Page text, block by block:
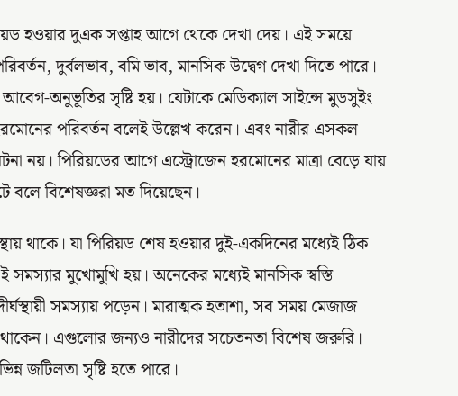
হওয়ার দুএক সপ্তাহ আগে থেকে দেখা দেয়। এই সময়ে
দুর্বলভাব, বমি ভাব, মানসিক উদ্বেগ দেখা দিতে পারে।
অনুভূতির সৃষ্টি হয়। যেটাকে মেডিক্যাল সাইন্সে মুডসুইং
পরিবর্তন বলেই উল্লেখ করেন। এবং নারীর এসকল
নয়। পিরিয়ডের আগে এস্ট্রোজেন হরমোনের মাত্রা বেড়ে যায়
বলে বিশেষজ্ঞরা মত দিয়েছেন।
থাকে। যা পিরিয়ড শেষ হওয়ার দুই-একদিনের মধ্যেই ঠিক
মুখোমুখি হয়। অনেকের মধ্যেই মানসিক স্বস্তি
সমস্যায় পড়েন। মারাত্মক হতাশা, সব সময় মেজাজ
থাকেন। এগুলোর জন্যও নারীদের সচেতনতা বিশেষ জরুরি।
জটিলতা সৃষ্টি হতে পারে।